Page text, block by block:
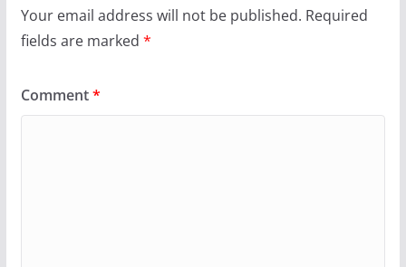
Your email address will not be published. Required
fields are marked *
Comment*